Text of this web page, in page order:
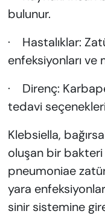
bulunur.
· Hastalıklar:
enfeksiyonları ve
· Direnç:
tedavi
Klebsiella,
oluşan bir
pneumoniae
yara
sinir sistemine